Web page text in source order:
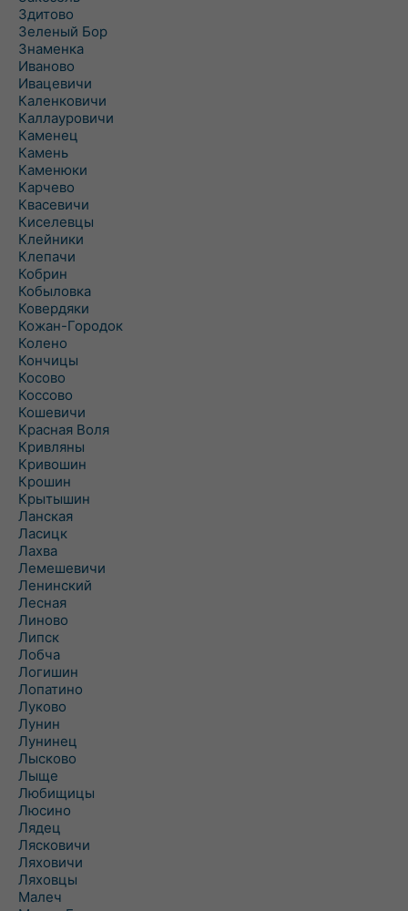
Здитово
Зеленый Бор
Знаменка
Иваново
Ивацевичи
Каленковичи
Каллауровичи
Каменец
Камень
Каменюки
Карчево
Квасевичи
Киселевцы
Клейники
Клепачи
Кобрин
Кобыловка
Ковердяки
Кожан-Городок
Колено
Кончицы
Косово
Коссово
Кошевичи
Красная Воля
Кривляны
Кривошин
Крошин
Крытышин
Ланская
Ласицк
Лахва
Лемешевичи
Ленинский
Лесная
Линово
Липск
Лобча
Логишин
Лопатино
Луково
Лунин
Лунинец
Лысково
Лыще
Любищицы
Люсино
Лядец
Лясковичи
Ляховичи
Ляховцы
Малеч